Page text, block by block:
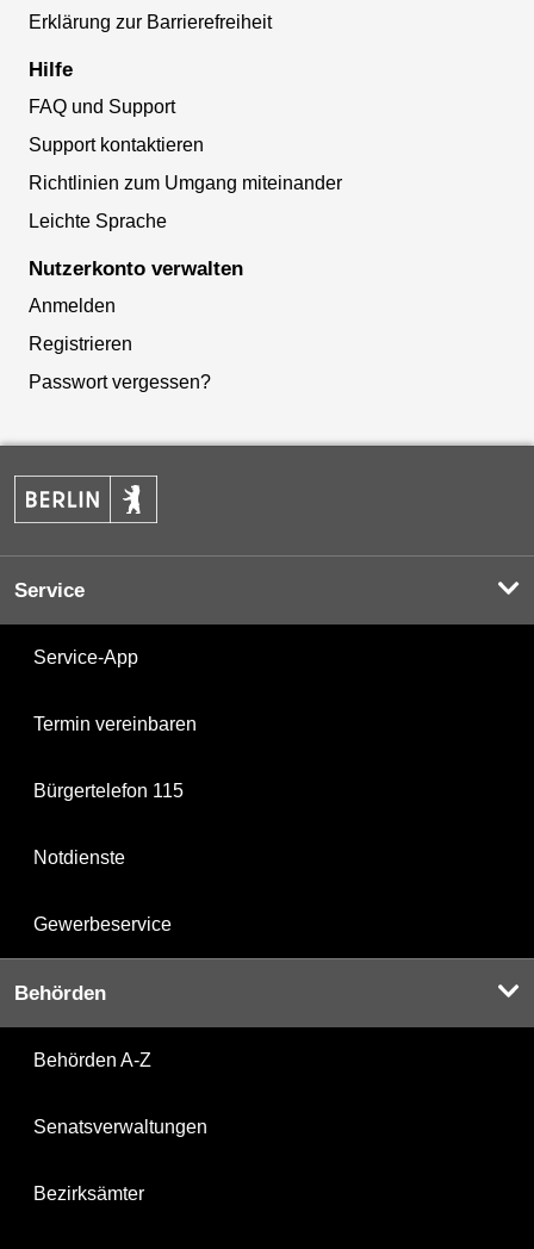
Erklärung zur Barrierefreiheit
Hilfe
FAQ und Support
Support kontaktieren
Richtlinien zum Umgang miteinander
Leichte Sprache
Nutzerkonto verwalten
Anmelden
Registrieren
Passwort vergessen?
Service
Service-App
Termin vereinbaren
Bürgertelefon 115
Notdienste
Gewerbeservice
Behörden
Behörden A-Z
Senatsverwaltungen
Bezirksämter